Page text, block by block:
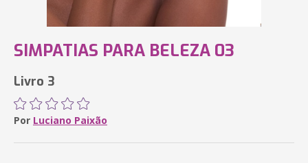
SIMPATIAS PARA BELEZA 03
Livro 3
Por Luciano Paixão